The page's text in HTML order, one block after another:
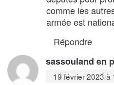
comme les
armée est
Répondre
sassouland en
19 février 2023 à